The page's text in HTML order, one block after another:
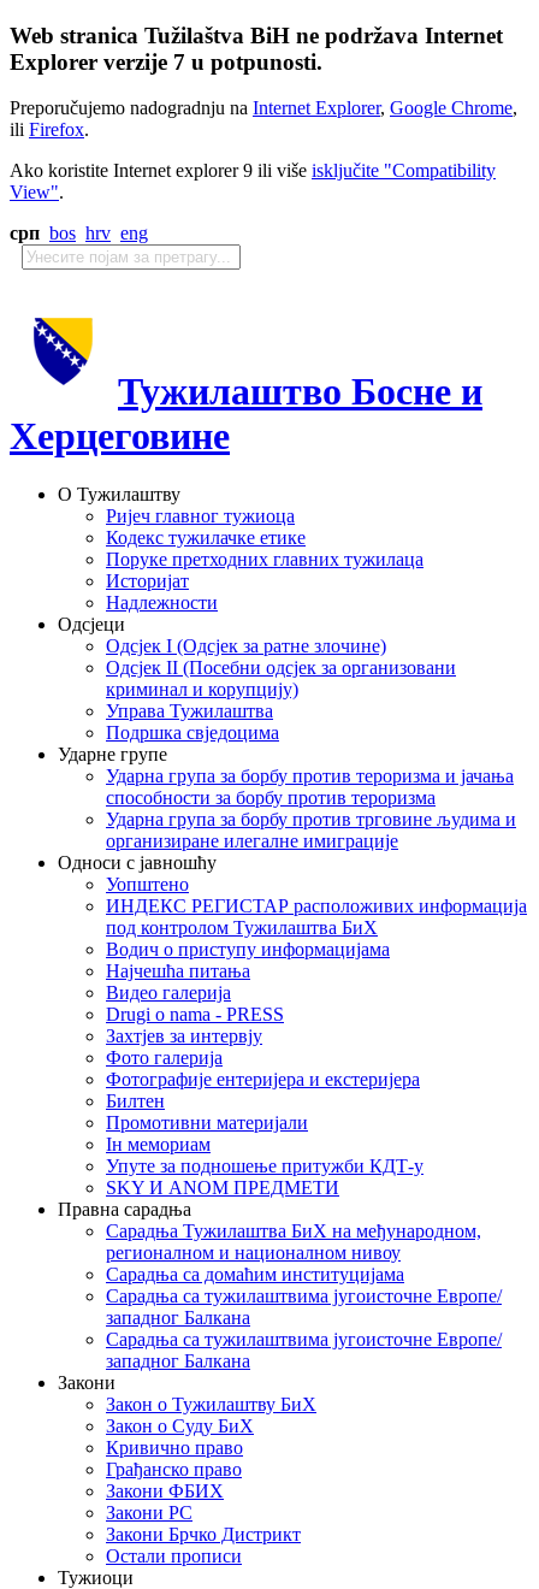
Web stranica Tužilaštva BiH ne podržava Internet
Explorer verzije 7 u potpunosti.
Preporučujemo nadogradnju na Internet Explorer, Google Chrome,
ili Firefox.
Ako koristite Internet explorer 9 ili više isključite "Compatibility
View".
срп bos hrv eng
Тужилаштво Босне и
Херцеговине
О Тужилаштву
Ријеч главног тужиоца
Кодекс тужилачке етике
Поруке претходних главних тужилаца
Историјат
Надлежности
Одсјеци
Одсјек I (Одсјек за ратне злочине)
Одсјек II (Посебни одсјек за организовани
криминал и корупцију)
Управа Тужилаштва
Подршка свједоцима
Ударне групе
Ударна група за борбу против тероризма и јачања
способности за борбу против тероризма
Ударна група за борбу против трговине људима и
организиране илегалне имиграције
Односи с јавношћу
Уопштено
ИНДЕКС РЕГИСТАР расположивих информација
под контролом Тужилаштва БиХ
Водич о приступу информацијама
Најчешћа питања
Видео галерија
Drugi o nama - PRESS
Захтјев за интервју
Фото галерија
Фотографије ентеријера и екстеријера
Билтен
Промотивни материјали
Iн мемориам
Упуте за подношење притужби КДТ-у
SKY И ANOM ПРЕДМЕТИ
Правна сарадња
Сарадња Тужилаштва БиХ на међународном,
регионалном и националном нивоу
Сарадња са домаћим институцијама
Сарадња са тужилаштвима југоисточне Европе/
западног Балкана
Сарадња са тужилаштвима југоисточне Европе/
западног Балкана
Закони
Закон о Тужилаштву БиХ
Закон о Суду БиХ
Кривично право
Грађанско право
Закони ФБИХ
Закони РС
Закони Брчко Дистрикт
Остали прописи
Тужиоци